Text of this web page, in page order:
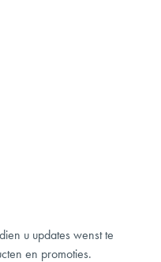
u updates wenst te
en promoties.